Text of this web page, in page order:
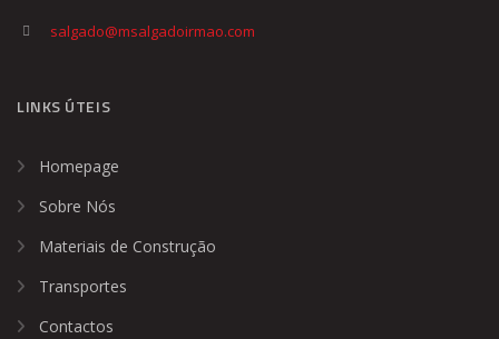
salgado@msalgadoirmao.com
LINKS ÚTEIS
Homepage
Sobre Nós
Materiais de Construção
Transportes
Contactos